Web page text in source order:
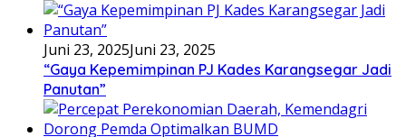
Juni 23, 2025Juni 23, 2025
“Gaya Kepemimpinan PJ Kades Karangsegar Jadi
Panutan”